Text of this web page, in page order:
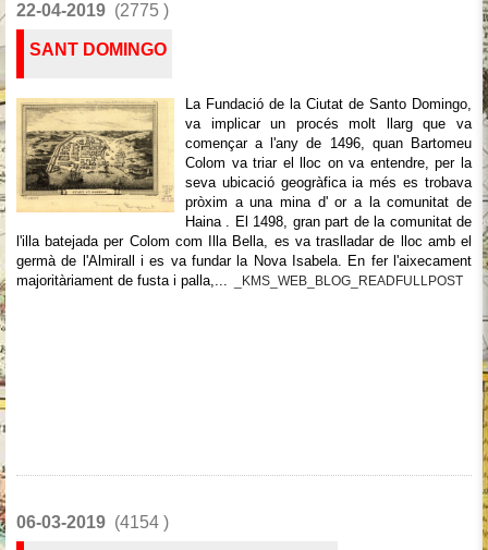
22-04-2019 (2775 )
SANT DOMINGO
La Fundació de la Ciutat de Santo Domingo,
va implicar un procés molt llarg que va
començar a l'any de 1496, quan Bartomeu
Colom va triar el lloc on va entendre, per la
seva ubicació geogràfica ia més es trobava
pròxim a una mina d' or a la comunitat de
Haina . El 1498, gran part de la comunitat de
l'illa batejada per Colom com Illa Bella, es va traslladar de lloc amb el
germà de l'Almirall i es va fundar la Nova Isabela. En fer l'aixecament
majoritàriament de fusta i palla,...
_KMS_WEB_BLOG_READFULLPOST
06-03-2019 (4154 )